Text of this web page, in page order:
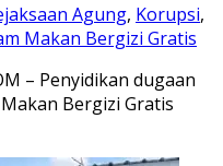
Agung, Korupsi,
Makan Bergizi Gratis
– Penyidikan dugaan
Bergizi Gratis